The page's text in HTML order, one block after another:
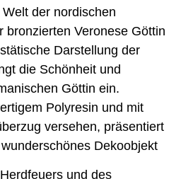
der nordischen
bronzierten Veronese Göttin
Darstellung der
die Schönheit und
Göttin ein.
Polyresin und mit
versehen, präsentiert
Dekoobjekt
und des